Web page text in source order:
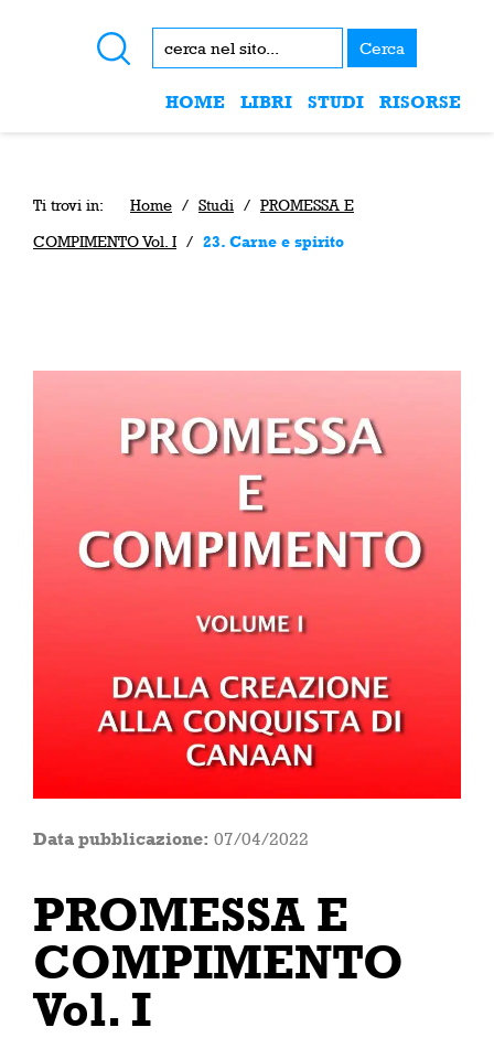
Cerca
HOME LIBRI STUDI RISORSE
Ti trovi in: Home / Studi / PROMESSA E
COMPIMENTO Vol. I / 23. Carne e spirito
Data pubblicazione: 07/04/2022
PROMESSA E
COMPIMENTO
Vol. I